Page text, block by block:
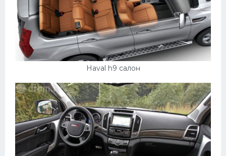
Haval h9 салон